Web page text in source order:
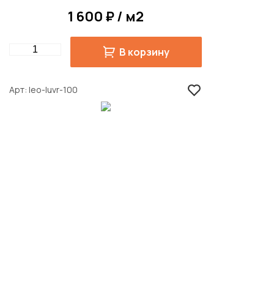
1 600 ₽ / м2
Quantity В корзину
Арт leo-luvr-100